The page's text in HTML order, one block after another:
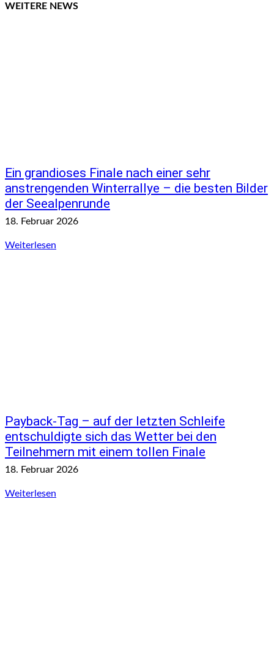
WEITERE NEWS
Ein grandioses Finale nach einer sehr
anstrengenden Winterrallye – die besten Bilder
der Seealpenrunde
18. Februar 2026
Weiterlesen
Payback-Tag – auf der letzten Schleife
entschuldigte sich das Wetter bei den
Teilnehmern mit einem tollen Finale
18. Februar 2026
Weiterlesen